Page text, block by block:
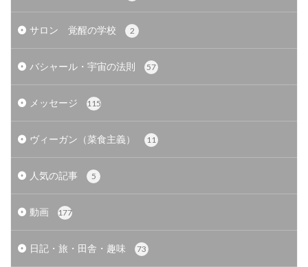
サロン 覚醒の学校 2
バシャール・宇宙の法則 57
メッセージ 115
ヴィーガン（菜食主義） 11
人気の記事 5
動画 177
日記・旅・田舎・趣味 73